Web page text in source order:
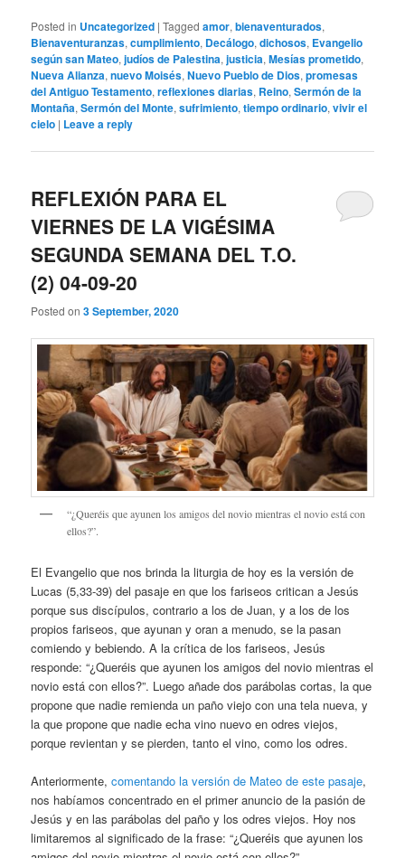
Posted in Uncategorized |Tagged amor,bienaventurados,
Bienaventuranzas,cumplimiento, Decálogo,dichosos, Evangelio
según san Mateo,judíos de Palestina,justicia,Mesías prometido,
Nueva Alianza,nuevo Moisés,Nuevo Pueblo de Dios,promesas
del Antiguo Testamento,reflexiones diarias, Reino,Sermón de la
Montaña,Sermón del Monte,sufrimiento,tiempo ordinario,vivir el
cielo | Leave a reply
REFLEXIÓN PARA EL
VIERNES DE LA VIGÉSIMA
SEGUNDA SEMANA DEL T.O.
(2) 04-09-20
Posted on3 September, 2020
“¿Queréis que ayunen los amigos del novio mientras el novio está con
ellos?”.
El Evangelio que nos brinda la liturgia de hoy es la versión de
Lucas (5,33-39) del pasaje en que los fariseos critican a Jesús
porque sus discípulos, contrario a los de Juan, y a los de los
propios fariseos, que ayunan y oran a menudo, se la pasan
comiendo y bebiendo. A la crítica de los fariseos, Jesús
responde: “¿Queréis que ayunen los amigos del novio mientras el
novio está con ellos?”. Luego añade dos parábolas cortas, la que
propone que nadie remienda un paño viejo con una tela nueva, y
la que propone que nadie echa vino nuevo en odres viejos,
porque revientan y se pierden, tanto el vino, como los odres.
Anteriormente,comentando la versión de Mateo de este pasaje,
nos habíamos concentrado en el primer anuncio de la pasión de
Jesús y en las parábolas del paño y los odres viejos. Hoy nos
limitaremos al significado de la frase: “¿Queréis que ayunen los